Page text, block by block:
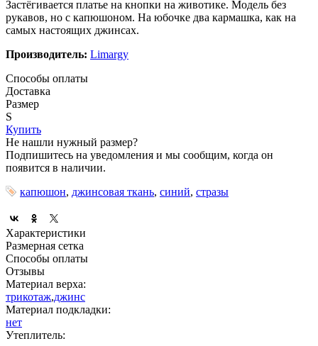
Застёгивается платье на кнопки на животике. Модель без
рукавов, но с капюшоном. На юбочке два кармашка, как на
самых настоящих джинсах.
Производитель: Limargy
Способы оплаты
Доставка
Размер
S
Купить
Не нашли нужный размер?
Подпишитесь на уведомления и мы сообщим, когда он
появится в наличии.
капюшон, джинсовая ткань, синий, стразы
Характеристики
Размерная сетка
Способы оплаты
Отзывы
Материал верха:
трикотаж,джинс
Материал подкладки:
нет
Утеплитель: